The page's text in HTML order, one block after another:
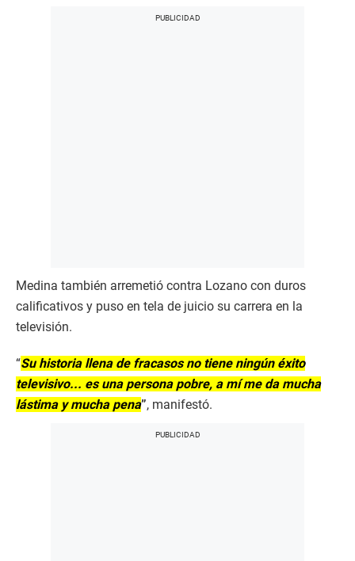
Medina también arremetió contra Lozano con duros
calificativos y puso en tela de juicio su carrera en la
televisión.
“Su historia llena de fracasos no tiene ningún éxito
televisivo... es una persona pobre, a mí me da mucha
lástima y mucha pena”, manifestó.